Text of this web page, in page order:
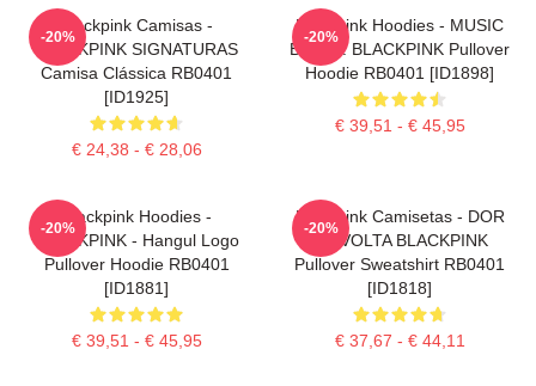
Blackpink Camisas -
BLACKPINK SIGNATURAS
Camisa Clássica RB0401
[ID1925]
€ 24,38 - € 28,06
-20%
Blackpink Hoodies - MUSIC
BLINK : BLACKPINK Pullover
Hoodie RB0401 [ID1898]
€ 39,51 - € 45,95
-20%
Blackpink Hoodies -
BLACKPINK - Hangul Logo
Pullover Hoodie RB0401
[ID1881]
€ 39,51 - € 45,95
-20%
Blackpink Camisetas - DOR
DE VOLTA BLACKPINK
Pullover Sweatshirt RB0401
[ID1818]
€ 37,67 - € 44,11
-20%